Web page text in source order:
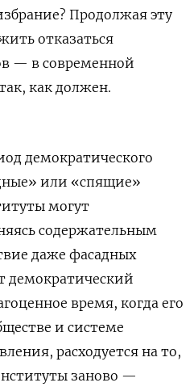
Продолжая эту
отказаться
— в современной
, как должен.
демократического
или «спящие»
могут
содержательным
даже фасадных
демократический
время, когда его
и системе
расходуется на то,
заново —